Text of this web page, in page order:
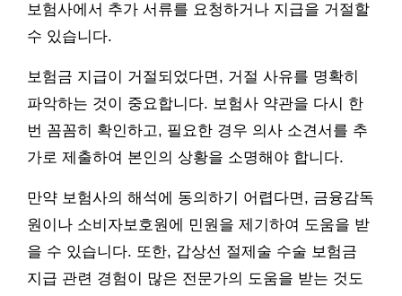
보험사에서 추가 서류를 요청하거나 지급을 거절할
수 있습니다.
보험금 지급이 거절되었다면, 거절 사유를 명확히
파악하는 것이 중요합니다. 보험사 약관을 다시 한
번 꼼꼼히 확인하고, 필요한 경우 의사 소견서를 추
가로 제출하여 본인의 상황을 소명해야 합니다.
만약 보험사의 해석에 동의하기 어렵다면, 금융감독
원이나 소비자보호원에 민원을 제기하여 도움을 받
을 수 있습니다. 또한, 갑상선 절제술 수술 보험금
지급 관련 경험이 많은 전문가의 도움을 받는 것도